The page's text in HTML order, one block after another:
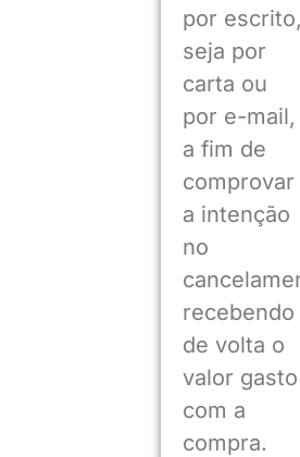
por escrito,
seja por
carta ou
por e-mail,
a fim de
comprovar
a intenção
no
recebendo
de volta o
valor gasto
com a
compra.